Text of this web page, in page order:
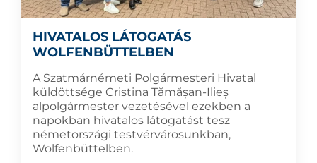
HIVATALOS LÁTOGATÁS
WOLFENBÜTTELBEN
A Szatmárnémeti Polgármesteri Hivatal
küldöttsége Cristina Tămășan-Ilieș
alpolgármester vezetésével ezekben a
napokban hivatalos látogatást tesz
németországi testvérvárosunkban,
Wolfenbüttelben.